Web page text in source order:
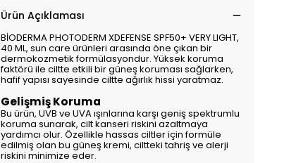
Ürün Açıklaması
BİODERMA PHOTODERM XDEFENSE SPF50+ VERY LIGHT,
40 ML, sun care ürünleri arasında öne çıkan bir
dermokozmetik formülasyondur. Yüksek koruma
faktörü ile ciltte etkili bir güneş koruması sağlarken,
hafif yapısı sayesinde ciltte ağırlık hissi yaratmaz.
Gelişmiş Koruma
Bu ürün, UVB ve UVA ışınlarına karşı geniş spektrumlu
koruma sunarak, cilt kanseri riskini azaltmaya
yardımcı olur. Özellikle hassas ciltler için formüle
edilmiş olan bu güneş kremi, ciltteki tahriş ve alerji
riskini minimize eder.